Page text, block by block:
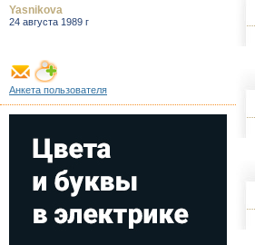
Yasnikova
24 августа 1989 г
Анкета пользователя